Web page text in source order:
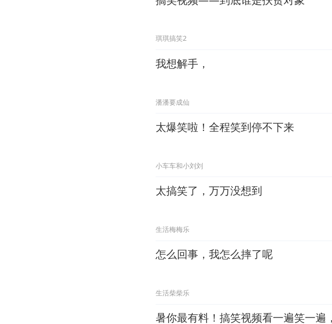
琪琪搞笑2
我想解手，
潘潘要成仙
太爆笑啦！全程笑到停不下来
小车车和小刘刘
太搞笑了，万万没想到
生活梅梅乐
怎么回事，我怎么摔了呢
生活柴柴乐
暑你最有料！搞笑视频看一遍笑一遍